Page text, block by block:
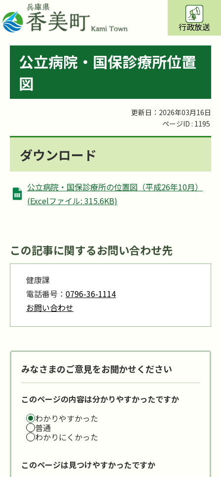
行政放送
公立病院・国保診療所位置
図
更新日：2026年03月16日
ページID : 1195
ダウンロード
公立病院・国保診療所の位置図（平成26年10月）
(Excelファイル: 315.6KB)
この記事に関するお問い合わせ先
健康課
電話番号： 0796-36-1114
お問い合わせ
みなさまのご意見をお聞かせください
このページの内容は分かりやすかったですか
わかりやすかった
普通
わかりにくかった
このページは見つけやすかったですか